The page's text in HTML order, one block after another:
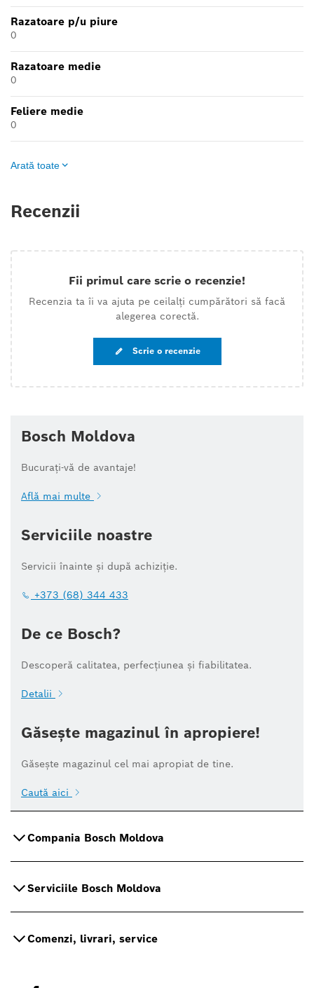
Razatoare p/u piure
0
Razatoare medie
0
Feliere medie
0
Arată toate
Recenzii
Fii primul care scrie o recenzie!
Recenzia ta îi va ajuta pe ceilalți cumpărători să facă
alegerea corectă.
Scrie o recenzie
Bosch Moldova
Bucurați-vă de avantaje!
Află mai multe
Serviciile noastre
Servicii înainte și după achiziție.
+373 (68) 344 433
De ce Bosch?
Descoperă calitatea, perfecțiunea și fiabilitatea.
Detalii
Găsește magazinul în apropiere!
Găsește magazinul cel mai apropiat de tine.
Caută aici
Compania Bosch Moldova
Serviciile Bosch Moldova
Comenzi, livrari, service